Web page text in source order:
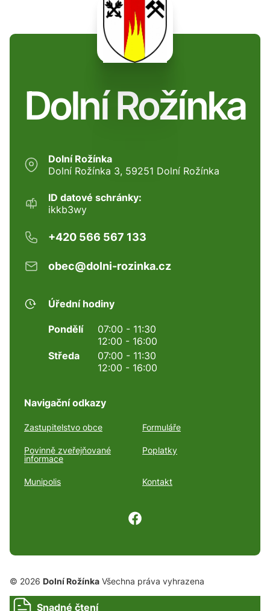
Dolní Rožínka
Dolní Rožínka
Dolní Rožínka 3, 59251 Dolní Rožínka
ID datové schránky:
ikkb3wy
+420 566 567 133
obec@dolni-rozinka.cz
Úřední hodiny
Pondělí
07:00 - 11:30
12:00 - 16:00
Středa
07:00 - 11:30
12:00 - 16:00
Navigační odkazy
Zastupitelstvo obce Formuláře
Povinně zveřejňované
informace
Poplatky
Munipolis Kontakt
© 2026 Dolní Rožínka Všechna práva vyhrazena
Snadné čtení